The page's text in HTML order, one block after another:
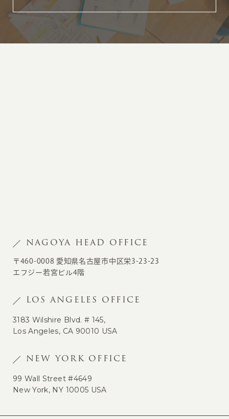
NAGOYA HEAD OFFICE
〒460-0008 愛知県名古屋市中区栄3-23-23
エフジー若宮ビル4階
LOS ANGELES OFFICE
3183 Wilshire Blvd. # 145,
Los Angeles, CA 90010 USA
NEW YORK OFFICE
99 Wall Street #4649
New York, NY 10005 USA